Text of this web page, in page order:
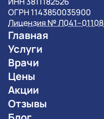
ОГРН 1143850035900
Лицензия №
Главная
Услуги
Врачи
Цены
Акции
Отзывы